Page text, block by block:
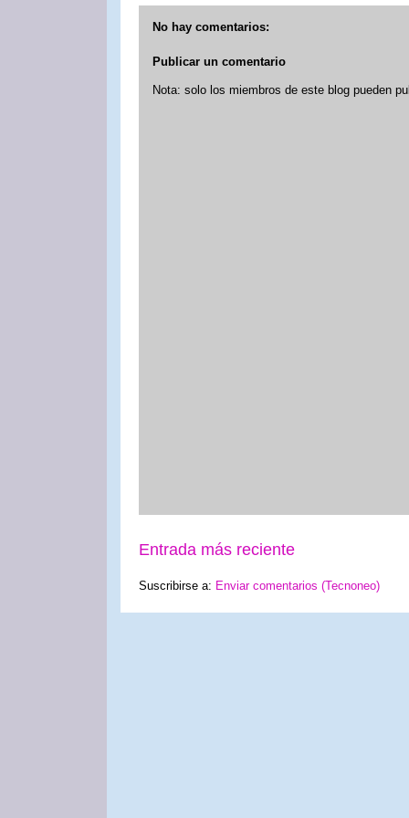
No hay comentarios:
Publicar un comentario
Nota: solo los miembros de este blog pueden
Entrada más reciente
Suscribirse a: Enviar comentarios (Tecnoneo)